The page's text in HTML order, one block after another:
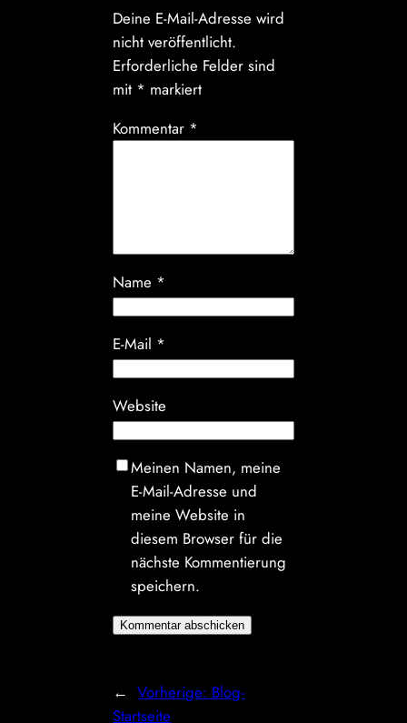
Deine E-Mail-Adresse wird
nicht veröffentlicht.
Erforderliche Felder sind
mit * markiert
Kommentar *
Name *
E-Mail *
Website
Meinen Namen, meine
E-Mail-Adresse und
meine Website in
diesem Browser für die
nächste Kommentierung
speichern.
← Vorherige: Blog-
Startseite